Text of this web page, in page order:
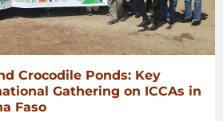
Crocodile Ponds: Key
Gathering on ICCAs in
Faso